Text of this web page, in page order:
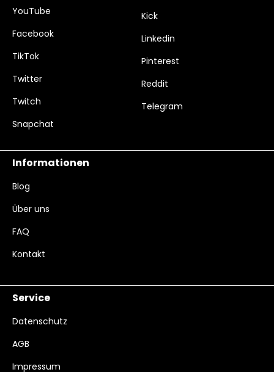
YouTube
Facebook
TikTok
Twitter
Twitch
Snapchat
Kick
Linkedin
Pinterest
Reddit
Telegram
Informationen
Blog
Über uns
FAQ
Kontakt
Service
Datenschutz
AGB
Impressum